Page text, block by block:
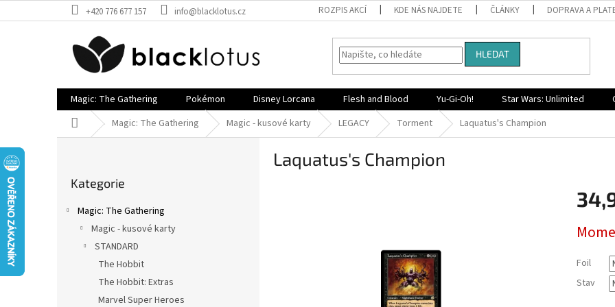
na
+420 776 677 157 info@blacklotus.cz ROZPIS AKCÍ KDE NÁS NAJDETE ČLÁNKY DOPRAVA A
HLEDAT
Magic: The Gathering Pokémon Disney Lorcana Flesh and Blood Yu-Gi-Oh! Star Wars: Unlimited
Domů Magic: The Gathering Magic - kusové karty LEGACY Torment Laquatus's Champion
kategorie
Kategorie
Magic: The Gathering
Magic - kusové karty
STANDARD
The Hobbit
The Hobbit: Extras
Marvel Super Heroes
Laquatus's Champion
cena:
Foil
Stav